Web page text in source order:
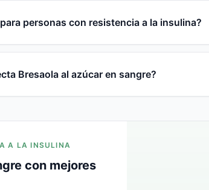
personas con resistencia a la insulina?
Bresaola al azúcar en sangre?
A LA INSULINA
con mejores